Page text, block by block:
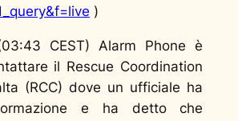
)
CEST) Alarm Phone è
il Rescue Coordination
(RCC) dove un ufficiale ha
e ha detto che